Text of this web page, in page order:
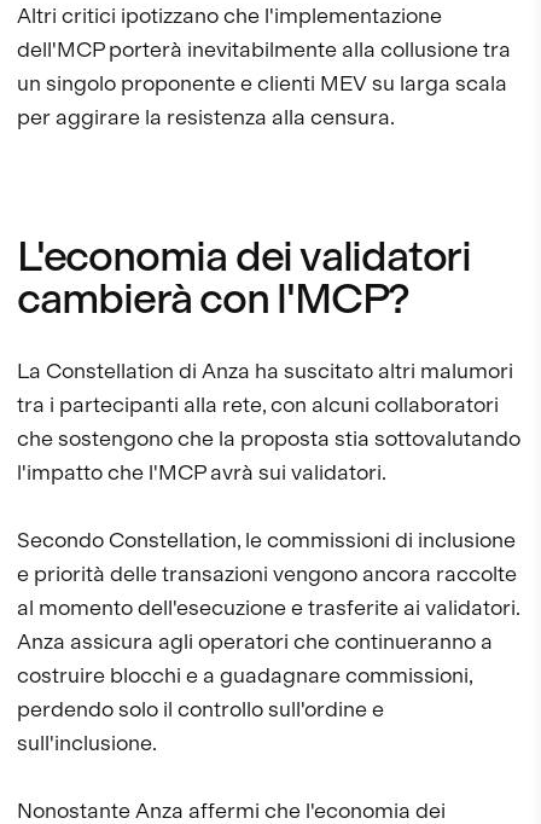
Altri critici ipotizzano che l'implementazione
dell'MCP porterà inevitabilmente alla collusione tra
un singolo proponente e clienti MEV su larga scala
per aggirare la resistenza alla censura.
L'economia dei validatori
cambierà con l'MCP?
La Constellation di Anza ha suscitato altri malumori
tra i partecipanti alla rete, con alcuni collaboratori
che sostengono che la proposta stia sottovalutando
l'impatto che l'MCP avrà sui validatori.
Secondo Constellation, le commissioni di inclusione
e priorità delle transazioni vengono ancora raccolte
al momento dell'esecuzione e trasferite ai validatori.
Anza assicura agli operatori che continueranno a
costruire blocchi e a guadagnare commissioni,
perdendo solo il controllo sull'ordine e
sull'inclusione.
Nonostante Anza affermi che l'economia dei